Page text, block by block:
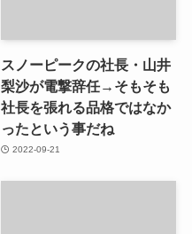
スノーピークの社長・山井
梨沙が電撃辞任→そもそも
社長を張れる品格ではなか
ったという事だね
2022-09-21